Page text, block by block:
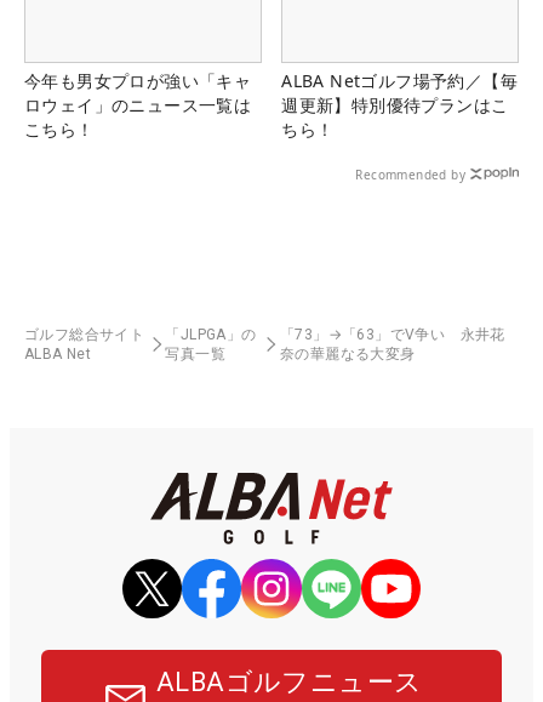
今年も男女プロが強い「キャ
ロウェイ」のニュース一覧は
こちら！
ALBA Netゴルフ場予約／【毎
週更新】特別優待プランはこ
ちら！
Recommended by
ゴルフ総合サイト
ALBA Net
「JLPGA」の
写真一覧
「73」→「63」でV争い 永井花
奈の華麗なる大変身
ALBAゴルフニュース